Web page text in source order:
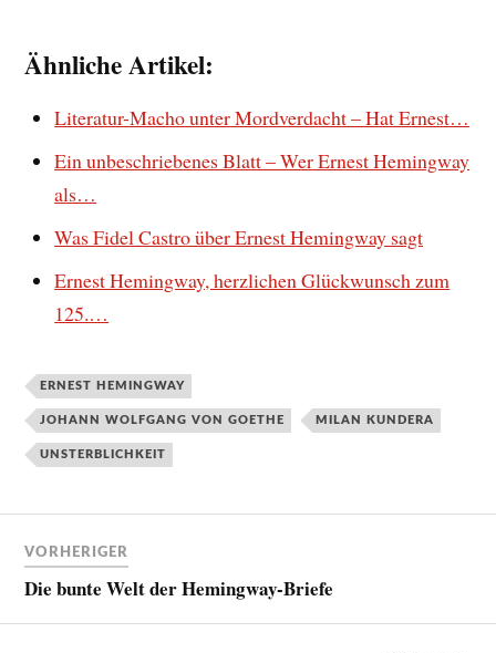
Ähnliche Artikel:
Literatur-Macho unter Mordverdacht – Hat Ernest…
Ein unbeschriebenes Blatt – Wer Ernest Hemingway
als…
Was Fidel Castro über Ernest Hemingway sagt
Ernest Hemingway, herzlichen Glückwunsch zum
125.…
ERNEST HEMINGWAY
JOHANN WOLFGANG VON GOETHE MILAN KUNDERA
UNSTERBLICHKEIT
VORHERIGER
Die bunte Welt der Hemingway-Briefe